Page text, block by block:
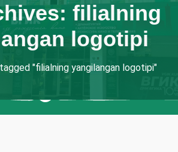
filialning
logotipi
"filialning yangilangan logotipi"